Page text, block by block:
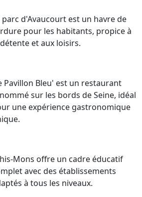
parc d'Avaucourt est un havre de
pour les habitants, propice à
et aux loisirs.
Pavillon Bleu' est un restaurant
sur les bords de Seine, idéal
une expérience gastronomique
Mons offre un cadre éducatif
avec des établissements
à tous les niveaux.